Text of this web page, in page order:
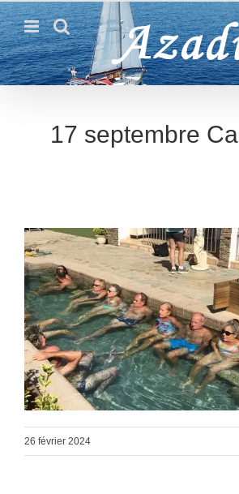
Passer
au
contenu
17 septembre
26 février 2024